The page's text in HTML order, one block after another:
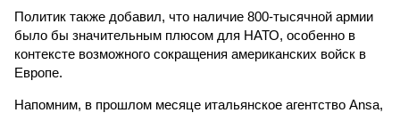
Политик также добавил, что наличие 800-тысячной армии
было бы значительным плюсом для НАТО, особенно в
контексте возможного сокращения американских войск в
Европе.
Напомним, в прошлом месяце итальянское агентство Ansa,